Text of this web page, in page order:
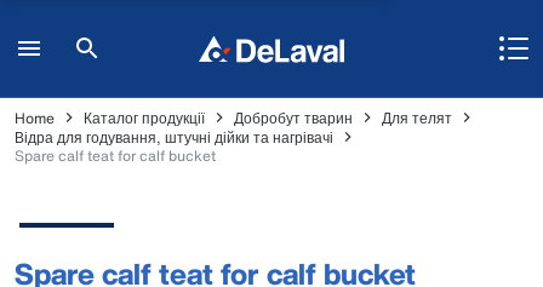
Home Каталог продукції Добробут тварин
Для телят
Відра для годування, штучні дійки та нагрівачі
Spare calf teat for calf bucket
Spare calf teat for calf bucket